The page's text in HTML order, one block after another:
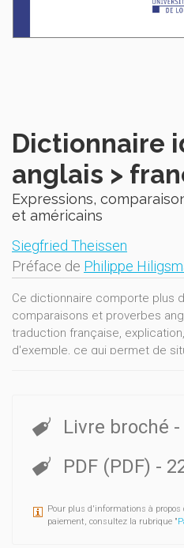
Dictionnaire
anglais >
Expressions,
et américains
Siegfried Theissen
Préface de Philippe
Ce dictionnaire comporte plus
comparaisons et proverbes
traduction française,
d'exemple, ce qui permet de
des synonymes.Livre broché -
PDF (PDF) -
Pour plus d'informations à propos
paiement, consultez la rubrique "